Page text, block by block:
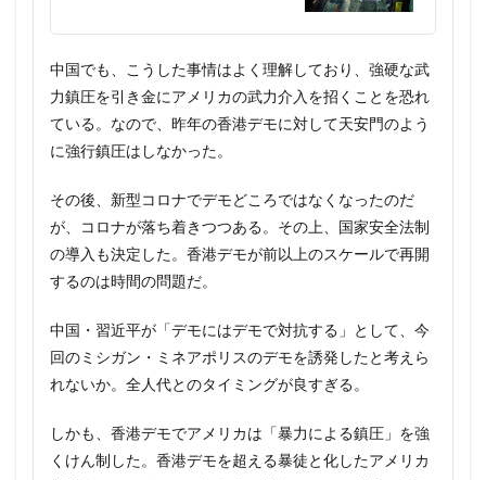
中国でも、こうした事情はよく理解しており、強硬な武
力鎮圧を引き金にアメリカの武力介入を招くことを恐れ
ている。なので、昨年の香港デモに対して天安門のよう
に強行鎮圧はしなかった。
その後、新型コロナでデモどころではなくなったのだ
が、コロナが落ち着きつつある。その上、国家安全法制
の導入も決定した。香港デモが前以上のスケールで再開
するのは時間の問題だ。
中国・習近平が「デモにはデモで対抗する」として、今
回のミシガン・ミネアポリスのデモを誘発したと考えら
れないか。全人代とのタイミングが良すぎる。
しかも、香港デモでアメリカは「暴力による鎮圧」を強
くけん制した。香港デモを超える暴徒と化したアメリカ